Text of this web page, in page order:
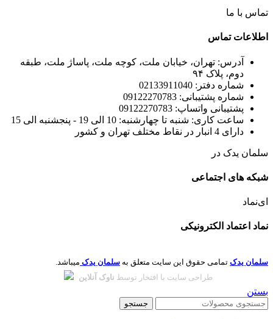
تماس با ما
اطلاعات تماس
آدرس: تهران، خیابان ملت، کوچه ملت، پاساژ ملت، طبقه
دوم، پلاک ۹۴
شماره دفتر: 02133911040
شماره پشتیبانی: 09122270783
پشتیبانی واتساپ: 09122270783
ساعت کاری: شنبه تا چهارشنبه: 10 الی 19 - پنجشنبه الی 15
دارای 4 انبار در نقاط مختلف تهران و کشور
سلمان یدک در
شبکه های اجتماعی
ای‌نماد
نماد اعتماد الکترونیکی
سلمان یدک تمامی حقوق این سایت متعلق به سلمان یدک میباشد.
طراحی سایت با افتخار توسط ناوک آنلاین
بستن
جستجو